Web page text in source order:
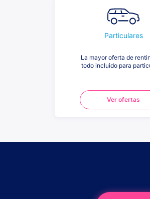
Particulares
La mayor oferta de
todo incluido para
Ver ofertas